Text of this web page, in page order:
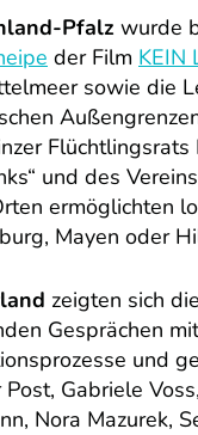
Pfalz wurde
der Film KEIN
sowie die
Flüchtlingsrats
und des
ermöglichten
Mayen oder
zeigten sich
Gesprächen
und
Post, Gabriele
Nora Mazurek,